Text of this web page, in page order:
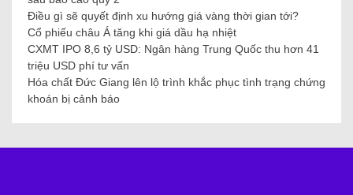
Điều gì sẽ quyết định xu hướng giá vàng thời gian tới?
Cổ phiếu châu Á tăng khi giá dầu hạ nhiệt
CXMT IPO 8,6 tỷ USD: Ngân hàng Trung Quốc thu hơn 41
triệu USD phí tư vấn
Hóa chất Đức Giang lên lộ trình khắc phục tình trạng chứng
khoán bị cảnh báo